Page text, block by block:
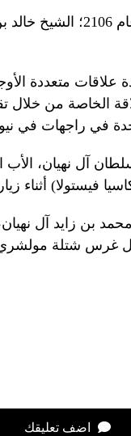
الرئيس الشيخ محمد في
علاقات متعددة
الخاصة من خلال
في راجهات في
بن سلطان آل نهيان،
فيستولا) أثناء
الشيخ محمد بن زايد آل
خلال غرس شتلة
اضف تعليقك